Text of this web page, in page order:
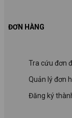
ĐƠN HÀNG
Tra cứu đơn
Quản lý đơn
Đăng ký